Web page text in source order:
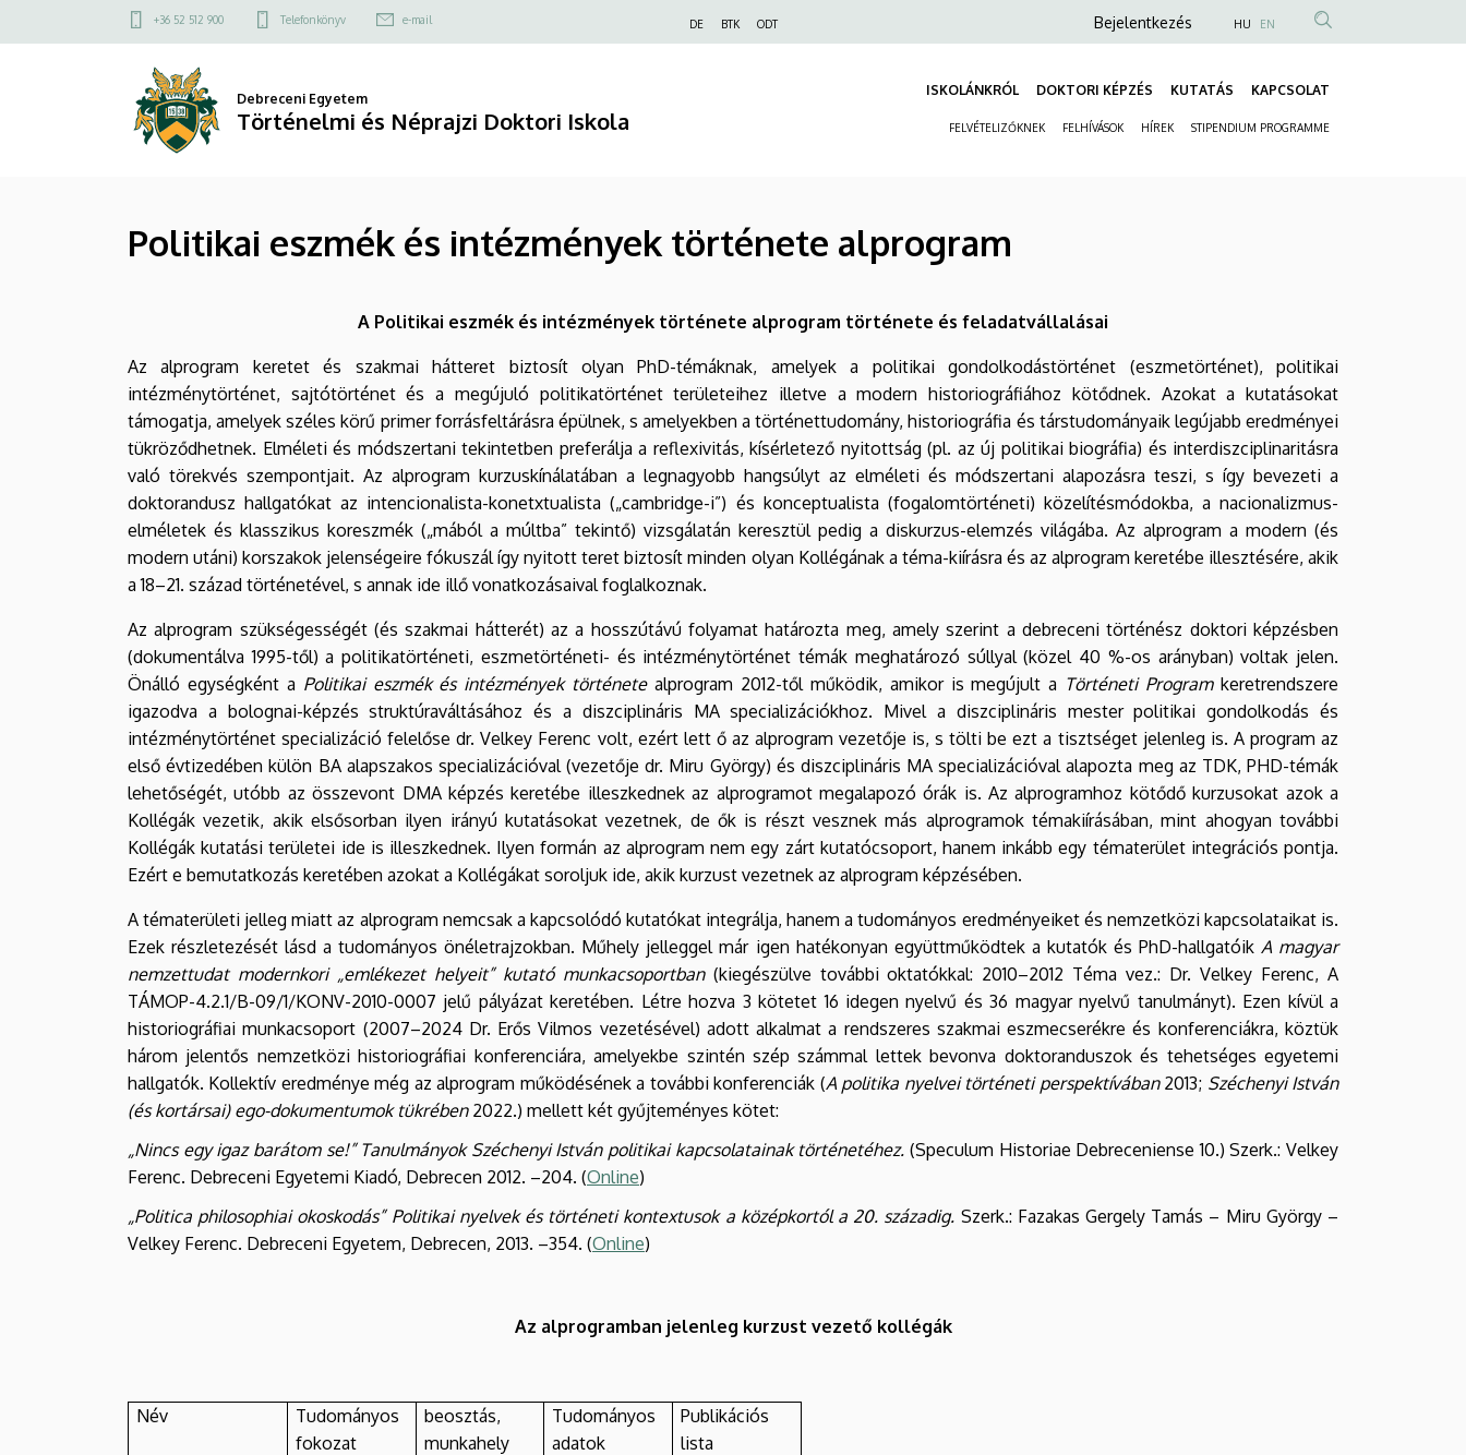
Politikai
intézmények
alprogram
Néprajzi
a
Felső
menü
+36 52 512 900 Telefonkönyv e-mail DE BTK ODT
Anonim
fiók
menüje
Bejelentkezés HU EN
Debreceni Egyetem
Történelmi és Néprajzi Doktori Iskola
ISKOLÁNKRÓL DOKTORI KÉPZÉS KUTATÁS KAPCSOLAT
FELVÉTELIZŐKNEK FELHÍVÁSOK HÍREK STIPENDIUM PROGRAMME
Politikai eszmék és intézmények története alprogram
A Politikai eszmék és intézmények története alprogram története és feladatvállalásai
Az alprogram keretet és szakmai hátteret biztosít olyan PhD-témáknak, amelyek a politikai gondolkodástörténet (eszmetörténet), politikai
intézménytörténet, sajtótörténet és a megújuló politikatörténet területeihez illetve a modern historiográfiához kötődnek. Azokat a kutatásokat
támogatja, amelyek széles körű primer forrásfeltárásra épülnek, s amelyekben a történettudomány, historiográfia és társtudományaik legújabb eredményei
tükröződhetnek. Elméleti és módszertani tekintetben preferálja a reflexivitás, kísérletező nyitottság (pl. az új politikai biográfia) és interdiszciplinaritásra
való törekvés szempontjait. Az alprogram kurzuskínálatában a legnagyobb hangsúlyt az elméleti és módszertani alapozásra teszi, s így bevezeti a
doktorandusz hallgatókat az intencionalista-konetxtualista („cambridge-i”) és konceptualista (fogalomtörténeti) közelítésmódokba, a nacionalizmus-
elméletek és klasszikus koreszmék („mából a múltba” tekintő) vizsgálatán keresztül pedig a diskurzus-elemzés világába. Az alprogram a modern (és
modern utáni) korszakok jelenségeire fókuszál így nyitott teret biztosít minden olyan Kollégának a téma-kiírásra és az alprogram keretébe illesztésére, akik
a 18–21. század történetével, s annak ide illő vonatkozásaival foglalkoznak.
Az alprogram szükségességét (és szakmai hátterét) az a hosszútávú folyamat határozta meg, amely szerint a debreceni történész doktori képzésben
(dokumentálva 1995-től) a politikatörténeti, eszmetörténeti- és intézménytörténet témák meghatározó súllyal (közel 40 %-os arányban) voltak jelen.
Önálló egységként a Politikai eszmék és intézmények történetealprogram 2012-től működik, amikor is megújult a Történeti Programkeretrendszere
igazodva a bolognai-képzés struktúraváltásához és a diszciplináris MA specializációkhoz. Mivel a diszciplináris mester politikai gondolkodás és
intézménytörténet specializáció felelőse dr. Velkey Ferenc volt, ezért lett ő az alprogram vezetője is, s tölti be ezt a tisztséget jelenleg is. A program az
első évtizedében külön BA alapszakos specializációval (vezetője dr. Miru György) és diszciplináris MA specializációval alapozta meg az TDK, PHD-témák
lehetőségét, utóbb az összevont DMA képzés keretébe illeszkednek az alprogramot megalapozó órák is. Az alprogramhoz kötődő kurzusokat azok a
Kollégák vezetik, akik elsősorban ilyen irányú kutatásokat vezetnek, de ők is részt vesznek más alprogramok témakiírásában, mint ahogyan további
Kollégák kutatási területei ide is illeszkednek. Ilyen formán az alprogram nem egy zárt kutatócsoport, hanem inkább egy tématerület integrációs pontja.
Ezért e bemutatkozás keretében azokat a Kollégákat soroljuk ide, akik kurzust vezetnek az alprogram képzésében.
A tématerületi jelleg miatt az alprogram nemcsak a kapcsolódó kutatókat integrálja, hanem a tudományos eredményeiket és nemzetközi kapcsolataikat is.
Ezek részletezését lásd a tudományos önéletrajzokban. Műhely jelleggel már igen hatékonyan együttműködtek a kutatók és PhD-hallgatóik A magyar
nemzettudat modernkori „emlékezet helyeit” kutató munkacsoportban(kiegészülve további oktatókkal: 2010–2012 Téma vez.: Dr. Velkey Ferenc, A
TÁMOP-4.2.1/B-09/1/KONV-2010-0007 jelű pályázat keretében. Létre hozva 3 kötetet 16 idegen nyelvű és 36 magyar nyelvű tanulmányt). Ezen kívül a
historiográfiai munkacsoport (2007–2024 Dr. Erős Vilmos vezetésével) adott alkalmat a rendszeres szakmai eszmecserékre és konferenciákra, köztük
három jelentős nemzetközi historiográfiai konferenciára, amelyekbe szintén szép számmal lettek bevonva doktoranduszok és tehetséges egyetemi
hallgatók. Kollektív eredménye még az alprogram működésének a további konferenciák (A politika nyelvei történeti perspektívában 2013; Széchenyi István
(és kortársai) ego-dokumentumok tükrében2022.) mellett két gyűjteményes kötet:
„Nincs egy igaz barátom se!” Tanulmányok Széchenyi István politikai kapcsolatainak történetéhez. (Speculum Historiae Debreceniense 10.) Szerk.: Velkey
Ferenc. Debreceni Egyetemi Kiadó, Debrecen 2012. –204. (Online)
„Politica philosophiai okoskodás” Politikai nyelvek és történeti kontextusok a középkortól a 20. századig. Szerk.: Fazakas Gergely Tamás – Miru György –
Velkey Ferenc. Debreceni Egyetem, Debrecen, 2013. –354. (Online)
Az alprogramban jelenleg kurzust vezető kollégák
Név
Tudományos
fokozat
beosztás,
munkahely
Tudományos
adatok
Publikációs
lista